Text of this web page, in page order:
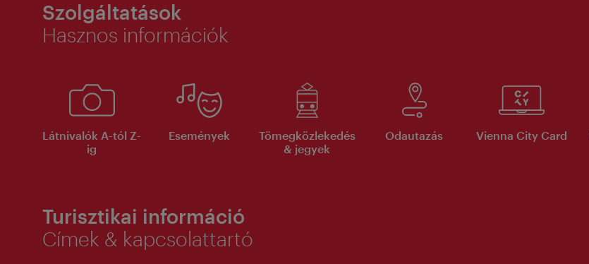
Szolgáltatások
Hasznos információk
Látnivalók A-tól Z-
ig
Események
Tömegközlekedés
& jegyek
Odautazás Vienna City Card
Turisztikai információ
Címek & kapcsolattartó